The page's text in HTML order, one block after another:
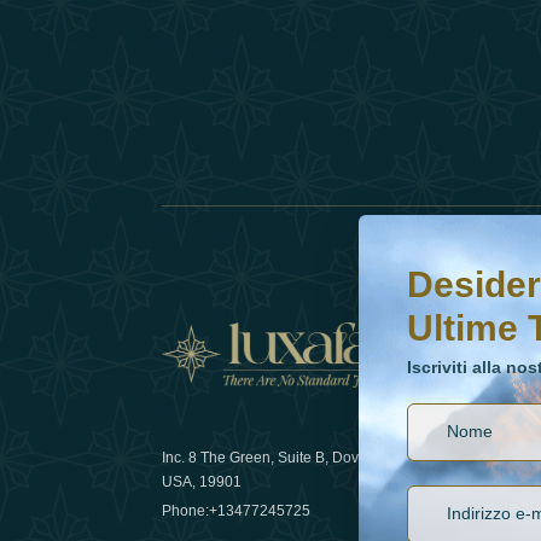
Inc. 8 The Green, Suite B, Dover, DE
USA, 19901
Phone:+13477245725
Come la
lusso nel
Desideri saperne di
Iscriviti alla nostra
Ultime
Iscriviti alla